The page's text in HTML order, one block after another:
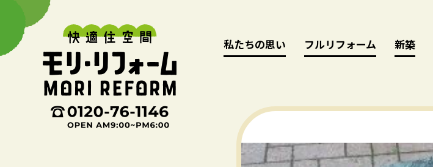
私たちの思い
私たちの思い フルリフォーム
フルリフォーム 新築
新築